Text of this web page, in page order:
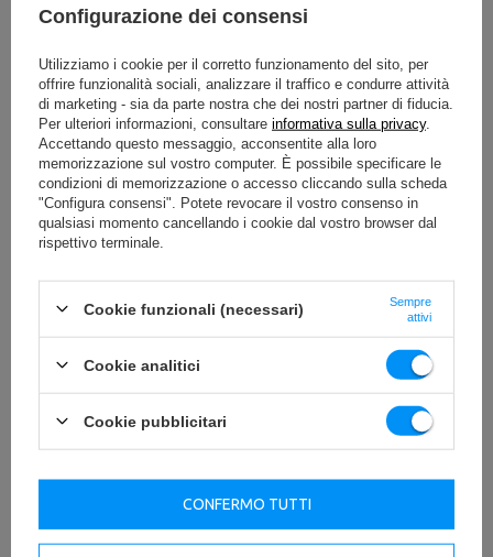
Non dovete preoccuparvi che la vostra panca per esercizi
piedini in gomma resistente impediscono che ciò accada,
sia che si tratti di piastrelle, moquette o laminato, anche
quando si eseguono esercizi intensi e prolungati.
La presenza di questo elemento garantisce inoltre che la
panca non scivoli e che non si possa allenare senza
preoccuparsi della propria sicurezza.
Imbottitura rinforzata
Il rivestimento della panca MS-L110 2.0 è stato realizzato
È stato rinforzato con una striscia aggiuntiva con un
logo ricamato nel punto più vulnerabile all'abrasione.
Pertanto, si può essere certi che il dispositivo avrà un
aspetto gradevole anche in caso di uso intensivo
Configurazione dei consensi
Utilizziamo i cookie per il corretto funzionamento del sito, per
offrire funzionalità sociali, analizzare il traffico e condurre attività
di marketing - sia da parte nostra che dei nostri partner di fiducia.
Per ulteriori informazioni, consultare informativa sulla privacy.
Accettando questo messaggio, acconsentite alla loro
memorizzazione sul vostro computer. È possibile specificare le
condizioni di memorizzazione o accesso cliccando sulla scheda
"Configura consensi". Potete revocare il vostro consenso in
qualsiasi momento cancellando i cookie dal vostro browser dal
rispettivo terminale.
Cookie funzionali (necessari)
Sempre
attivi
Cookie analitici
Cookie pubblicitari
CONFERMO TUTTI